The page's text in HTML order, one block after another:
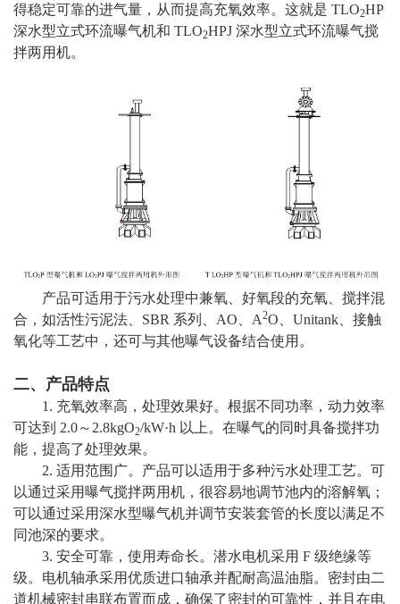
得稳定可靠的进气量，从而提高充氧效率。这就是 TLO2HP
深水型立式环流曝气机和 TLO2HPJ 深水型立式环流曝气搅
拌两用机。
产品可适用于污水处理中兼氧、好氧段的充氧、搅拌混
合，如活性污泥法、SBR 系列、AO、A2O、Unitank、接触
氧化等工艺中，还可与其他曝气设备结合使用。
二、产品特点
1. 充氧效率高，处理效果好。根据不同功率，动力效率
可达到 2.0～2.8kgO2/kW·h 以上。在曝气的同时具备搅拌功
能，提高了处理效果。
2. 适用范围广。产品可以适用于多种污水处理工艺。可
以通过采用曝气搅拌两用机，很容易地调节池内的溶解氧；
可以通过采用深水型曝气机并调节安装套管的长度以满足不
同池深的要求。
3. 安全可靠，使用寿命长。潜水电机采用 F 级绝缘等
级。电机轴承采用优质进口轴承并配耐高温油脂。密封由二
道机械密封串联布置而成，确保了密封的可靠性，并且在电